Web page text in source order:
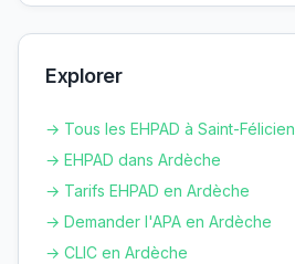
Explorer
→ Tous les EHPAD à Saint-Félicien
→ EHPAD dans Ardèche
→ Tarifs EHPAD en Ardèche
→ Demander l'APA en Ardèche
→ CLIC en Ardèche